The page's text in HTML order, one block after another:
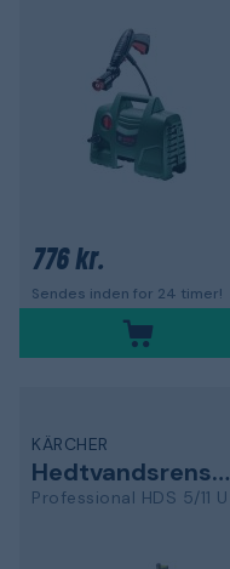
776 kr.
Sendes inden for 24 timer!
KÄRCHER
Hedtvandsrenser
Professional HDS 5/11 U